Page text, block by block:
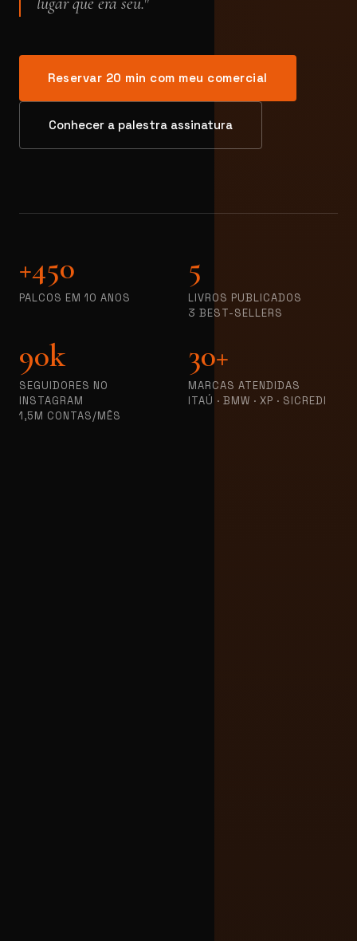
Reservar 20 min com meu comercial
Conhecer a palestra assinatura
+450
PALCOS EM 10 ANOS
5
LIVROS PUBLICADOS
3 BEST-SELLERS
90k
SEGUIDORES NO
INSTAGRAM
1,5M CONTAS/MÊS
30+
MARCAS ATENDIDAS
ITAÚ · BMW · XP · SICREDI